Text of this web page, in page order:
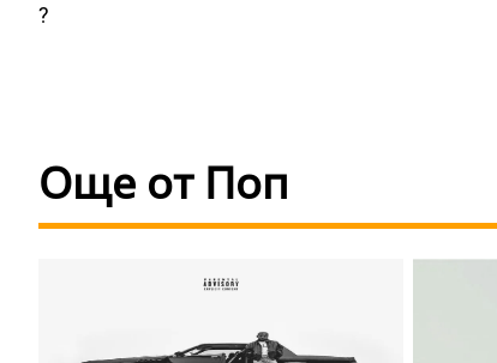
?
Още от Поп